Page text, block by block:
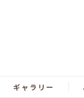
ギャラリー